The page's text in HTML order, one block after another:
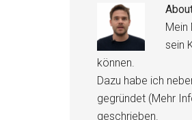
Mein
sein
können.
Dazu habe ich
gegründet (Mehr
geschrieben.